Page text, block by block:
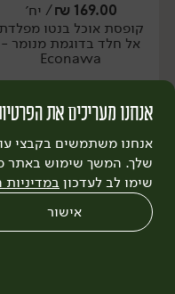
יח׳
169.00
₪/ יח׳
קופסת אוכל בנטו מפלדת
אל חלד בדוגמת מנומר -
Econawa
אנחנו מעריכים את
אנחנו משתמשים בקבצי
שלך. המשך שימוש באתר
שימו לב לעדכון
אישור